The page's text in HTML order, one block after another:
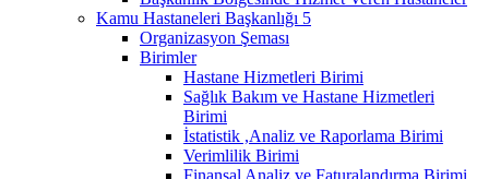
Kamu Hastaneleri Başkanlığı 5
Organizasyon Şeması
Birimler
Hastane Hizmetleri Birimi
Sağlık Bakım ve Hastane Hizmetleri
Birimi
İstatistik ,Analiz ve Raporlama Birimi
Verimlilik Birimi
Finansal Analiz ve Faturalandırma Birimi